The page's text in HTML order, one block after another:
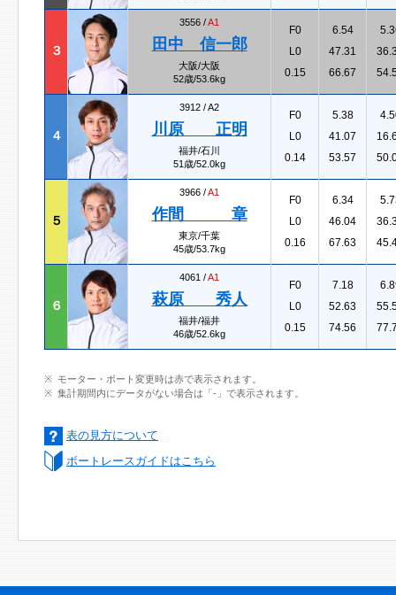
３
3556 /A1
田中 信一郎
大阪/大阪
52歳/53.6kg
F0
L0
0.15
6.54
47.31
66.67
４
3912 /A2
川原 正明
福井/石川
51歳/52.0kg
F0
L0
0.14
5.38
41.07
53.57
５
3966 /A1
作間 章
東京/千葉
45歳/53.7kg
F0
L0
0.16
6.34
46.04
67.63
６
4061 /A1
萩原 秀人
福井/福井
46歳/52.6kg
F0
L0
0.15
7.18
52.63
74.56
モーター・ボート変更時は赤で表示されます。
集計期間内にデータがない場合は「-」で表示されます。
表の見方について
ボートレースガイドはこちら